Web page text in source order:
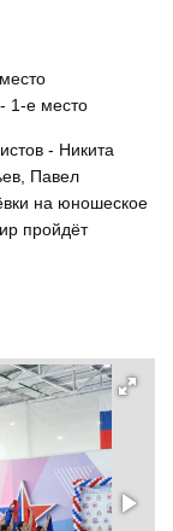
1-е место
- Никита
Павел
на юношеское
пройдёт